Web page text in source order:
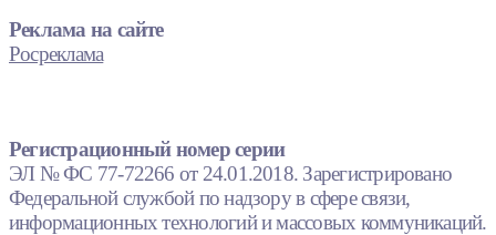
Реклама на сайте
Росреклама
Регистрационный номер серии
ЭЛ № ФС 77-72266 от 24.01.2018. Зарегистрировано
Федеральной службой по надзору в сфере связи,
информационных технологий и массовых коммуникаций.